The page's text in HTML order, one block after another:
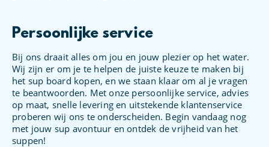
Persoonlijke service
Bij ons draait alles om jou en jouw plezier op het water.
Wij zijn er om je te helpen de juiste keuze te maken bij
het sup board kopen, en we staan klaar om al je vragen
te beantwoorden. Met onze persoonlijke service, advies
op maat, snelle levering en uitstekende klantenservice
proberen wij ons te onderscheiden. Begin vandaag nog
met jouw sup avontuur en ontdek de vrijheid van het
suppen!